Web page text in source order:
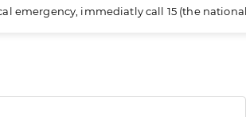
emergency, immediatly call 15 (the